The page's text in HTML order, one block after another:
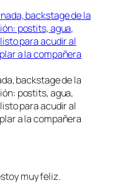
backstage de la
postits, agua,
para acudir al
a la compañera
muy feliz.